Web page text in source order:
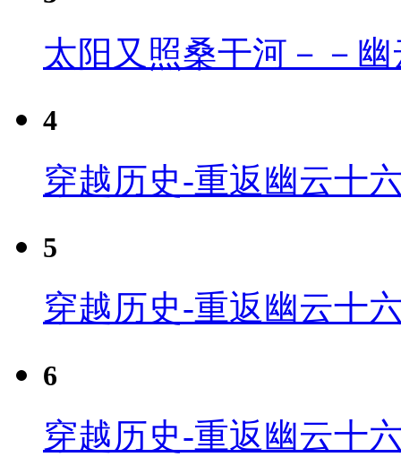
太阳又照桑干河－－
4
穿越历史-重返幽云十
5
穿越历史-重返幽云十
6
穿越历史-重返幽云十